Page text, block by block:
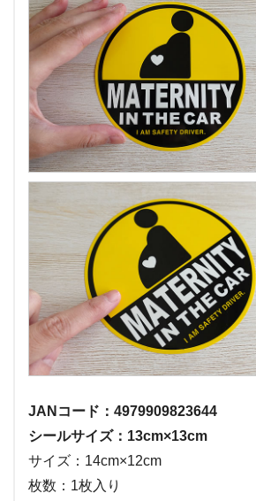
JANコード：4979909823644
シールサイズ：13cm×13cm
サイズ：14cm×12cm
枚数：1枚入り